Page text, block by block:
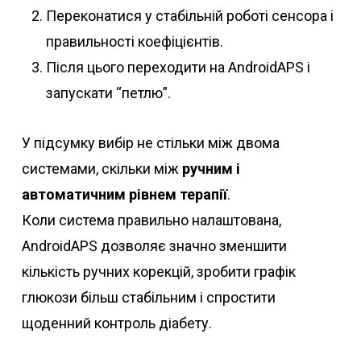
Переконатися у стабільній роботі сенсора і
правильності коефіцієнтів.
Після цього переходити на AndroidAPS і
запускати “петлю”.
У підсумку вибір не стільки між двома
системами, скільки між ручним і
автоматичним рівнем терапії.
Коли система правильно налаштована,
AndroidAPS дозволяє значно зменшити
кількість ручних корекцій, зробити графік
глюкози більш стабільним і спростити
щоденний контроль діабету.